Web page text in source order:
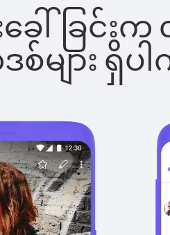
ခေါ်ခြင်
စ်များ